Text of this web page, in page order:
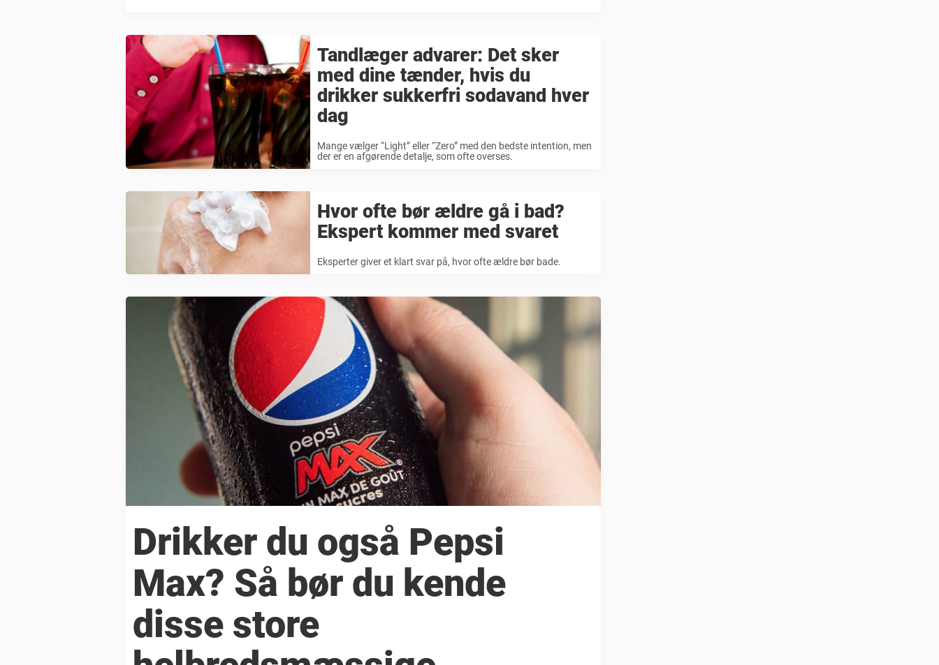
Tandlæger advarer: Det sker
med dine tænder, hvis du
drikker sukkerfri sodavand hver
dag
Mange vælger “Light” eller “Zero” med den bedste intention, men
der er en afgørende detalje, som ofte overses.
Hvor ofte bør ældre gå i bad?
Ekspert kommer med svaret
Eksperter giver et klart svar på, hvor ofte ældre bør bade.
Drikker du også Pepsi
Max? Så bør du kende
disse store